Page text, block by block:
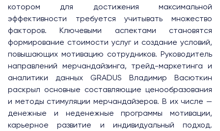
котором для достижения максимальной
эффективности требуется учитывать множество
факторов. Ключевыми аспектами становятся
формирование стоимости услуг и создание условий,
повышающих мотивацию сотрудников. Руководитель
направлений мерчандайзинга, трейд-маркетинга и
аналитики данных GRADUS Владимир Васюткин
раскрыл основные составляющие ценообразования
и методы стимуляции мерчандайзеров. В их числе —
денежные и неденежные программы мотивации,
карьерное развитие и индивидуальный подход.